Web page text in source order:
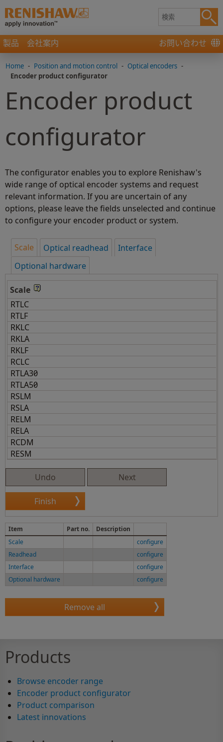
製品 会社案内 お問い合わせ
Home - Position and motion control - Optical encoders -
Encoder product configurator
Encoder product
configurator
The configurator enables you to explore Renishaw's
wide range of optical encoder systems and request
relevant information. If you are uncertain of any
options, please leave the fields unselected and continue
to configure your encoder product or system.
Scale
Item Part no.
Description
Scale
configure
Readhead
configure
Interface
configure
Optional hardware
configure
Products
Browse encoder range
Encoder product configurator
Product comparison
Latest innovations